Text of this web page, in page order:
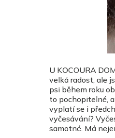
U KOCOURA
velká radost, ale
psi během roku
to pochopitelné,
vyplatí se i
vyčesávání?
samotné. Má